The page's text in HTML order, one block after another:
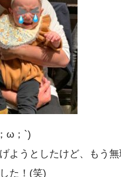
ω；`)
ようとしたけど、もう
た！(笑)